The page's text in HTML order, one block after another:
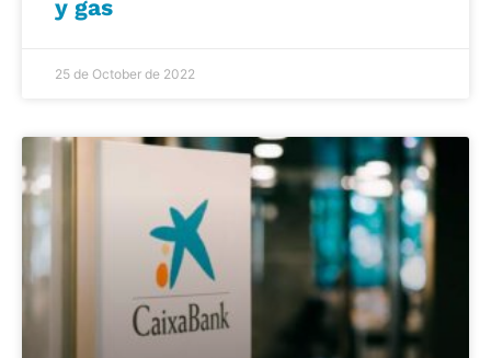
y gas
25 de October de 2022